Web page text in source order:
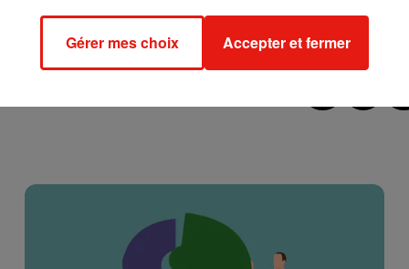
Gérer mes choix Accepter et fermer